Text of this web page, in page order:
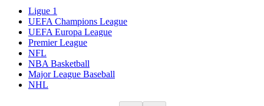
Ligue 1
UEFA Champions League
UEFA Europa League
Premier League
NFL
NBA Basketball
Major League Baseball
NHL